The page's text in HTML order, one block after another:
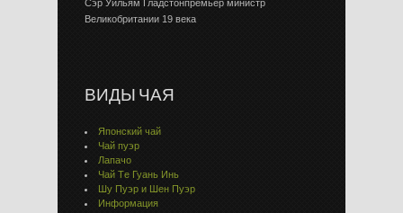
Сэр Уильям Гладстонпремьер министр
Великобритании 19 века
ВИДЫ ЧАЯ
Японский чай
Чай пуэр
Лапачо
Чай Тe Гуaнь Инь
Шу Пуэр и Шен Пуэр
Информация